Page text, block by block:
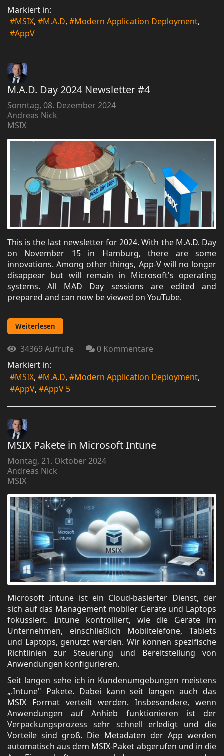
Markiert in:
MSIX
M.A.D
Modern Application Deployment
AppV
M.A.D. Day 2024 Newsletter #4
Sonntag, 08. Dezember 2024
Andreas Nick
MSIX
This is the last newsletter for 2024. With the M.A.D. Day
on November 15 in Hamburg, there are some
innovations. Among other things, App-V will no longer
disappear but will remain in Microsoft's operating
systems. All MAD Day sessions are edited and
prepared and can now be viewed on YouTube.
Weiterlesen
34369 Aufrufe
0 Kommentare
Markiert in:
MSIX
M.A.D
Modern Application Deployment
AppV
AppV 5
MSIX Pakete in Microsoft Intune
Montag, 21. Oktober 2024
Andreas Nick
MSIX
Microsoft Intune ist ein Cloud-basierter Dienst, der
sich auf das Management mobiler Geräte und Laptops
fokussiert. Intune kontrolliert, wie die Geräte im
Unternehmen, einschließlich Mobiltelefone, Tablets
und Laptops, genutzt werden. Wir können spezifische
Richtlinien zur Steuerung und Bereitstellung von
Anwendungen konfigurieren.
Seit langen sehe ich in Kundenumgebungen meistens
„.Intune" Pakete. Dabei kann seit langen auch das
MSIX Format verteilt werden. Insbesondere, wenn
Anwendungen auf Anhieb funktionieren ist der
Verpackungsprozess sehr schnell erledigt und die
Vorteile sind groß. Die Metadaten der App werden
automatisch aus dem MSIX-Paket abgerufen und in die